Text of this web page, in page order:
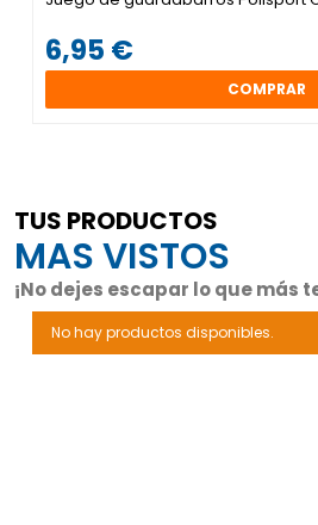
6,95 €
COMPRAR
TUS PRODUCTOS
MAS VISTOS
¡No dejes escapar lo que más
No hay productos disponibles.